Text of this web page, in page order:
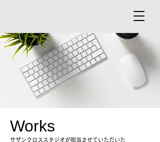
Works
サザンクロススタジオが担当させていただいた